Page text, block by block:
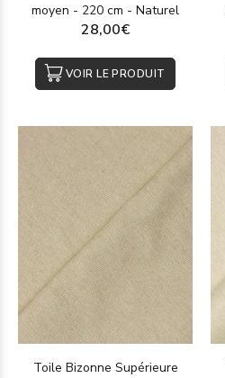
moyen - 220 cm - Naturel
28,00€
VOIR LE PRODUIT
Toile Bizonne Supérieure